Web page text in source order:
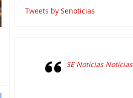
Tweets by Senoticias
SE Notícias Notícias